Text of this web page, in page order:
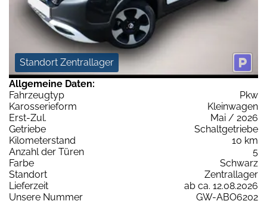
Standort Zentrallager
Allgemeine Daten:
Fahrzeugtyp
Pkw
Karosserieform
Kleinwagen
Erst-Zul.
Mai / 2026
Getriebe
Schaltgetriebe
Kilometerstand
10 km
Anzahl der Türen
5
Farbe
Schwarz
Standort
Zentrallager
Lieferzeit
ab ca. 12.08.2026
Unsere Nummer
GW-ABO6202